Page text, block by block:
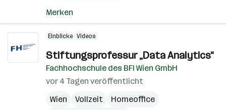
Merken
Einblicke Videos
Stiftungsprofessur „Data Analytics“
Fachhochschule des BFI Wien GmbH
vor 4 Tagen veröffentlicht
Wien
Vollzeit
Homeoffice